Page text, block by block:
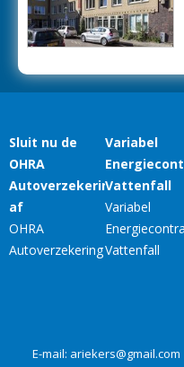
E-mail: ariekers@gmail.com